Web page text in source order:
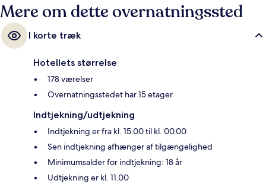
Mere om dette overnatningssted
I korte træk
Hotellets størrelse
178 værelser
Overnatningsstedet har 15 etager
Indtjekning/udtjekning
Indtjekning er fra kl. 15.00 til kl. 00.00
Sen indtjekning afhænger af tilgængelighed
Minimumsalder for indtjekning: 18 år
Udtjekning er kl. 11.00